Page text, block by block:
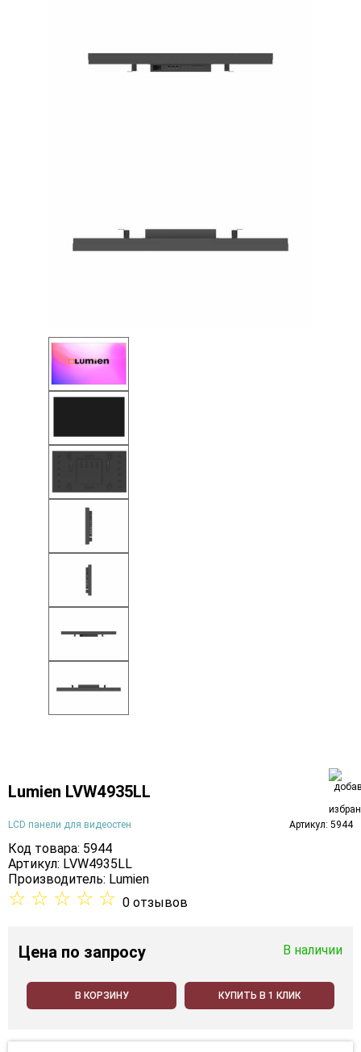
Lumien LVW4935LL
LCD панели для видеостен Артикул: 5944
Код товара: 5944
Артикул: LVW4935LL
Производитель: Lumien
☆ ☆ ☆ ☆ ☆ 0 отзывов
Цена по запросу В наличии
В КОРЗИНУ КУПИТЬ В 1 КЛИК